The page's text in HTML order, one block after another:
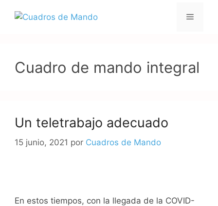
Menú
Cuadro de mando integral
Un teletrabajo adecuado
15 junio, 2021 por Cuadros de Mando
En estos tiempos, con la llegada de la COVID-